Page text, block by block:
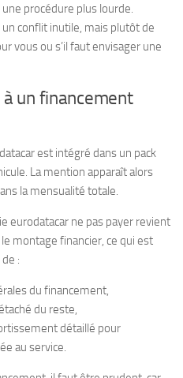
procédure plus lourde.
un conflit inutile, mais plutôt de
vous ou s’il faut envisager une
un financement
est intégré dans un pack
La mention apparaît alors
la mensualité totale.
eurodatacar ne pas payer revient
montage financier, ce qui est
:
du financement,
du reste,
détaillé pour
au service.